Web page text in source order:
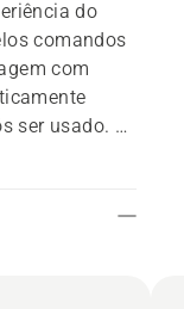
do
comandos
com
ser usado. A